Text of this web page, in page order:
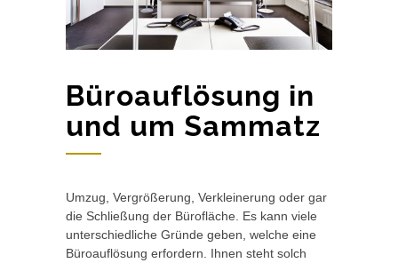
Büroauflösung in
und um Sammatz
Umzug, Vergrößerung, Verkleinerung oder gar
die Schließung der Bürofläche. Es kann viele
unterschiedliche Gründe geben, welche eine
Büroauflösung erfordern. Ihnen steht solch